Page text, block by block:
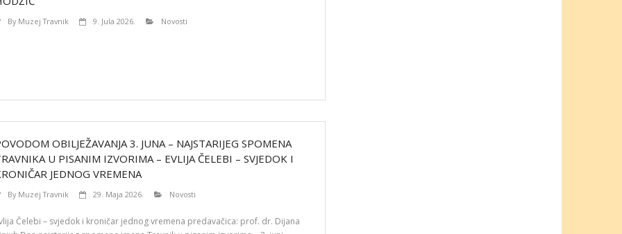
By Muzej Travnik 9. Jula 2026. Novosti
OBILJEŽAVANJA 3. JUNA – NAJSTARIJEG SPOMENA
U PISANIM IZVORIMA – EVLIJA ČELEBI – SVJEDOK I
JEDNOG VREMENA
By Muzej Travnik 29. Maja 2026. Novosti
Čelebi – svjedok i kroničar jednog vremena predavačica: prof. dr. Dijana